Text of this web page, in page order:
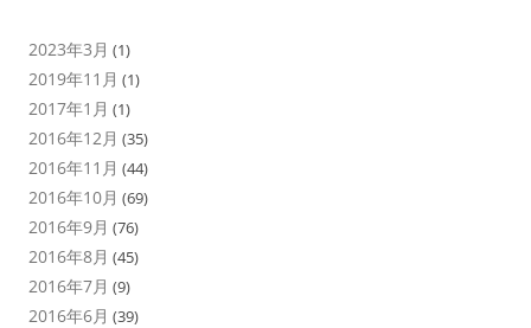
2023年3月 (1)
2019年11月 (1)
2017年1月 (1)
2016年12月 (35)
2016年11月 (44)
2016年10月 (69)
2016年9月 (76)
2016年8月 (45)
2016年7月 (9)
2016年6月 (39)